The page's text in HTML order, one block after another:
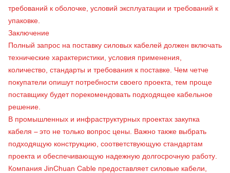
требований к оболочке, условий эксплуатации и требований к
упаковке.
Заключение
Полный запрос на поставку силовых кабелей должен включать
технические характеристики, условия применения,
количество, стандарты и требования к поставке. Чем четче
покупатели опишут потребности своего проекта, тем проще
поставщику будет порекомендовать подходящее кабельное
решение.
В промышленных и инфраструктурных проектах закупка
кабеля – это не только вопрос цены. Важно также выбрать
подходящую конструкцию, соответствующую стандартам
проекта и обеспечивающую надежную долгосрочную работу.
Компания JinChuan Cable предоставляет силовые кабели,